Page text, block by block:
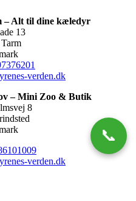
– Alt til dine kæledyr
13
verden.dk
– Mini Zoo & Butik
8
verden.dk
📞